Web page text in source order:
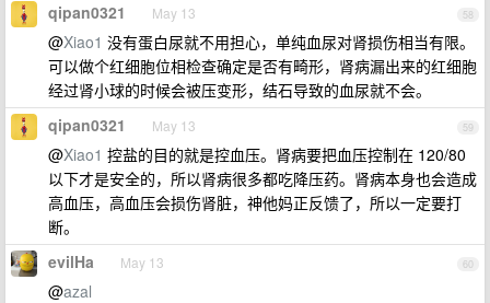
58
qipan0321 May 13
@Xiao1 没有蛋白尿就不用担心，单纯血尿对肾损伤相当有限。
可以做个红细胞位相检查确定是否有畸形，肾病漏出来的红细胞
经过肾小球的时候会被压变形，结石导致的血尿就不会。
59
qipan0321 May 13
@Xiao1 控盐的目的就是控血压。肾病要把血压控制在 120/80
以下才是安全的，所以肾病很多都吃降压药。肾病本身也会造成
高血压，高血压会损伤肾脏，神他妈正反馈了，所以一定要打
断。
60
evilHa May 13
@azal